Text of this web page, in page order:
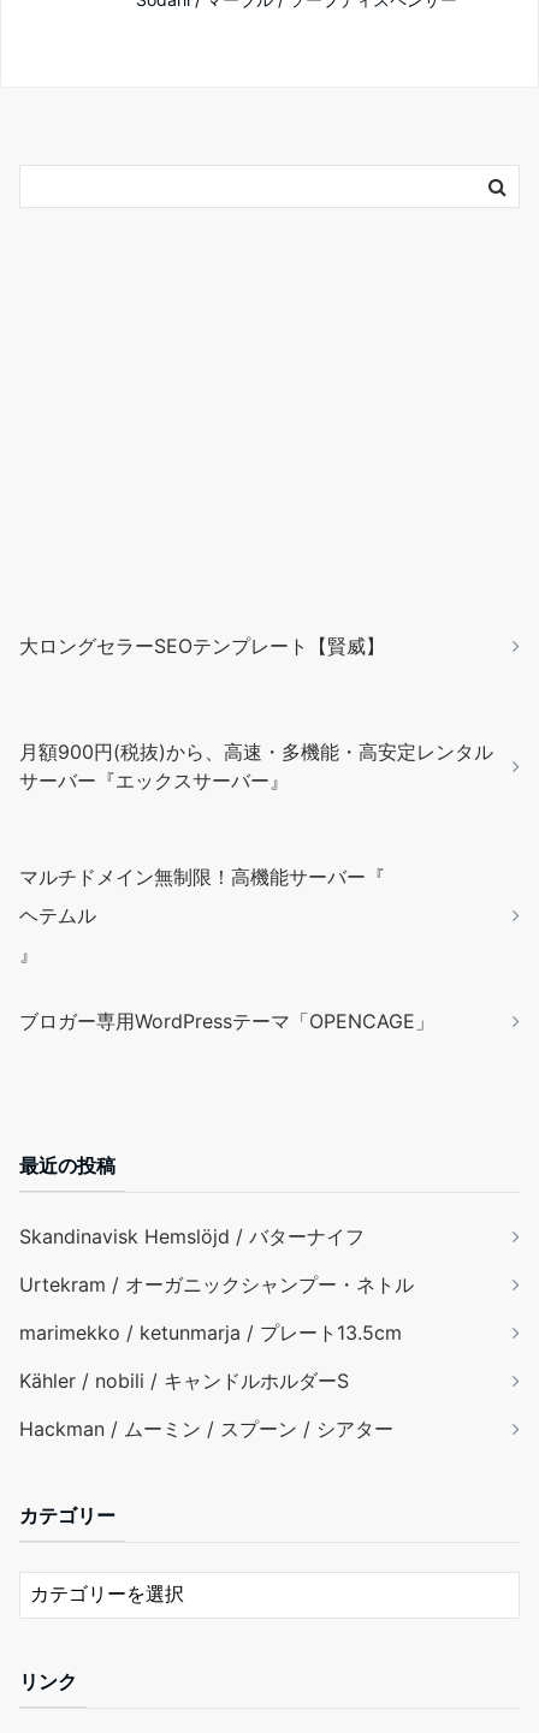
大ロングセラーSEOテンプレート【賢威】
月額900円(税抜)から、高速・多機能・高安定レンタル
サーバー『エックスサーバー』
マルチドメイン無制限！高機能サーバー『
ヘテムル
』
ブロガー専用WordPressテーマ「OPENCAGE」
最近の投稿
Skandinavisk Hemslöjd / バターナイフ
Urtekram / オーガニックシャンプー・ネトル
marimekko / ketunmarja / プレート13.5cm
Kähler / nobili / キャンドルホルダーS
Hackman / ムーミン / スプーン / シアター
カテゴリー
リンク